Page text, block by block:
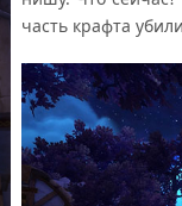
часть крафта